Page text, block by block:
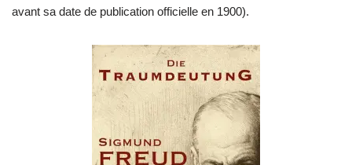
avant sa date de publication officielle en 1900).